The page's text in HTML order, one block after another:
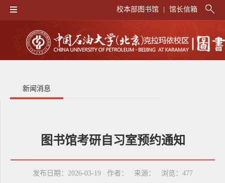
校本部图书馆 馆长信箱
新闻消息
图书馆考研自习室预约通知
发布日期：2026-03-19 作者： 来源： 浏览： 477